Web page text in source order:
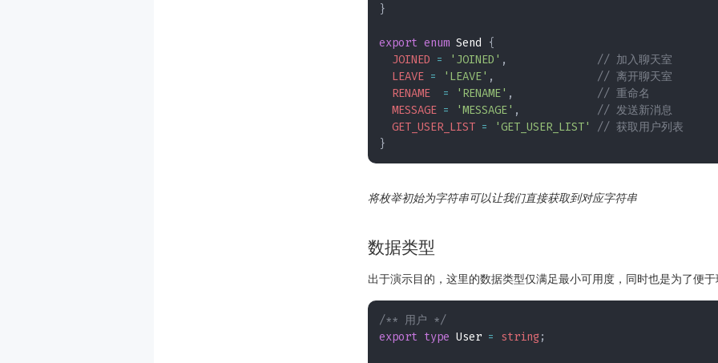
}
export enum Send
{
JOINED = 'JOINED' ,
// 加入聊天室
LEAVE = 'LEAVE' ,
// 离开聊天室
RENAME
= 'RENAME' ,
// 重命名
MESSAGE = 'MESSAGE' ,
// 发送新消息
GET_USER_LIST = 'GET_USER_LIST'
// 获取用户列表
}
将枚举初始为字符串可以让我们直接获取到对应字符串
数据类型
出于演示目的，这里的数据类型仅满足最小可用度，同时也是为了便
/** 用户 */
export type User = string;